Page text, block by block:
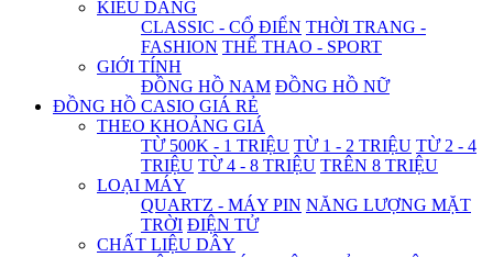
KIỂU DÁNG
CLASSIC - CỔ ĐIỂN THỜI TRANG -
FASHION THỂ THAO - SPORT
GIỚI TÍNH
ĐỒNG HỒ NAM ĐỒNG HỒ NỮ
ĐỒNG HỒ CASIO GIÁ RẺ
THEO KHOẢNG GIÁ
TỪ 500K - 1 TRIỆU TỪ 1 - 2 TRIỆU TỪ 2 - 4
TRIỆU TỪ 4 - 8 TRIỆU TRÊN 8 TRIỆU
LOẠI MÁY
QUARTZ - MÁY PIN NĂNG LƯỢNG MẶT
TRỜI ĐIỆN TỬ
CHẤT LIỆU DÂY